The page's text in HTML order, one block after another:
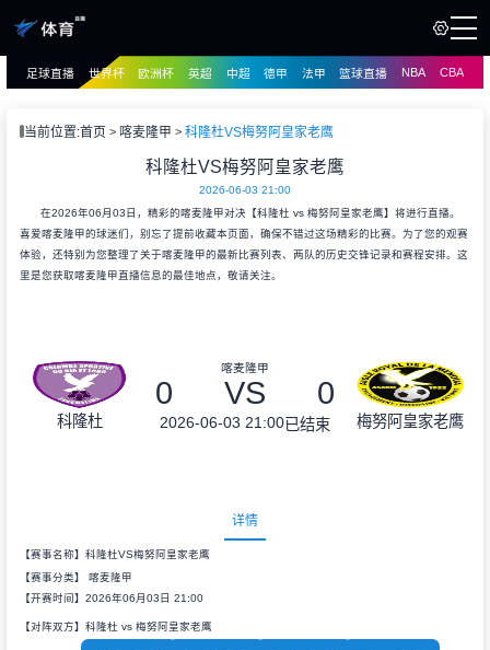
播
足球直播 世界杯 欧洲杯 英超 中超 德甲 法甲 篮球直播 NBA CBA
当前位置:首页 喀麦隆甲 科隆杜VS梅努阿皇家老鹰
科隆杜VS梅努阿皇家老鹰
2026-06-03 21:00
在2026年06月03日，精彩的喀麦隆甲对决【科隆杜 vs 梅努阿皇家老鹰】将进行直播。
喜爱喀麦隆甲的球迷们，别忘了提前收藏本页面，确保不错过这场精彩的比赛。为了您的观赛
体验，还特别为您整理了关于喀麦隆甲的最新比赛列表、两队的历史交锋记录和赛程安排。这
里是您获取喀麦隆甲直播信息的最佳地点，敬请关注。
科隆杜
喀麦隆甲
0 VS 0
2026-06-03 21:00已结束 梅努阿皇家老鹰
详情
【赛事名称】科隆杜VS梅努阿皇家老鹰
【赛事分类】 喀麦隆甲
【开赛时间】2026年06月03日 21:00
【对阵双方】科隆杜 vs 梅努阿皇家老鹰